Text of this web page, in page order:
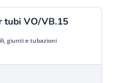
tubi VO/VB.15
giunti e tubazioni